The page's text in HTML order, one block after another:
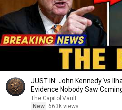
JUST IN: John Kennedy Vs
Evidence Nobody Saw
The Capitol Vault
New
663K views